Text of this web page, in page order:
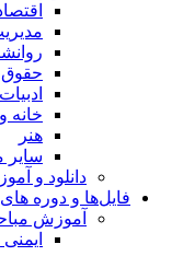
اقتصاد
مدیریت و
حقوق
ادبیات
خانه و
هنر
سایر
دانلود و آموزش
فایل‌ها و دوره های
آموزش مباحث
ایمنی و HSE